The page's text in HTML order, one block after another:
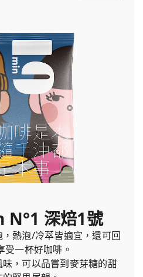
N°1 深焙1號
熱泡/冷萃皆適宜，還可回
受一杯好咖啡。
，可以品嘗到麥芽糖的甜